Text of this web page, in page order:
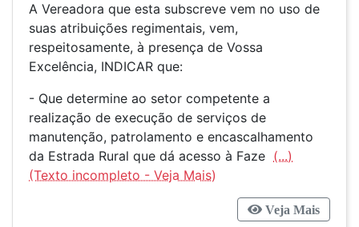
A Vereadora que esta subscreve vem no uso de
suas atribuições regimentais, vem,
respeitosamente, à presença de Vossa
Excelência, INDICAR que:
- Que determine ao setor competente a
realização de execução de serviços de
manutenção, patrolamento e encascalhamento
da Estrada Rural que dá acesso à Faze (...)
Veja Mais